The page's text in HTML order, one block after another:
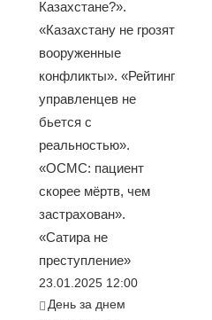
Казахстане?».
«Казахстану не грозят
вооруженные
конфликты». «Рейтинг
управленцев не
бьется с
реальностью».
«ОСМС: пациент
скорее мёртв, чем
застрахован».
«Сатира не
преступление»
23.01.2025 12:00
День за днем